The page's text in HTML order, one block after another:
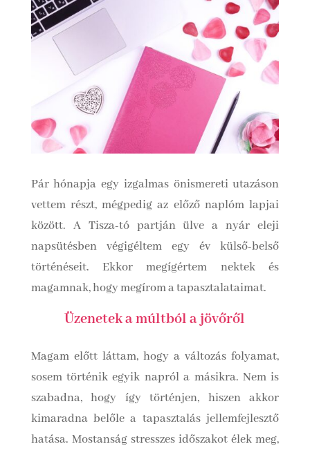
Pár hónapja egy izgalmas önismereti utazáson
vettem részt, mégpedig az előző naplóm lapjai
között. A Tisza-tó partján ülve a nyár eleji
napsütésben végigéltem egy év külső-belső
történéseit. Ekkor megígértem nektek és
magamnak, hogy megírom a tapasztalataimat.
Üzenetek a múltból a jövőről
Magam előtt láttam, hogy a változás folyamat,
sosem történik egyik napról a másikra. Nem is
szabadna, hogy így történjen, hiszen akkor
kimaradna belőle a tapasztalás jellemfejlesztő
hatása. Mostanság stresszes időszakot élek meg,